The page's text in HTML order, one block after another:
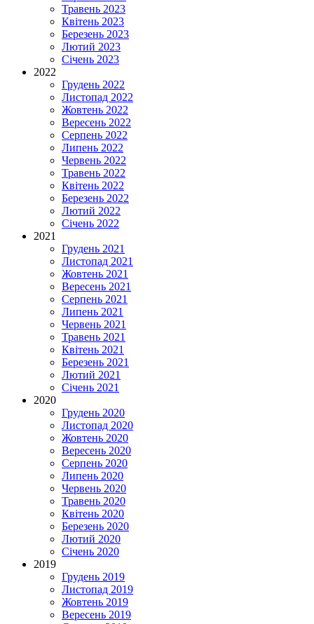
Травень 2023
Квітень 2023
Березень 2023
Лютий 2023
Січень 2023
2022
Грудень 2022
Листопад 2022
Жовтень 2022
Вересень 2022
Серпень 2022
Липень 2022
Червень 2022
Травень 2022
Квітень 2022
Березень 2022
Лютий 2022
Січень 2022
2021
Грудень 2021
Листопад 2021
Жовтень 2021
Вересень 2021
Серпень 2021
Липень 2021
Червень 2021
Травень 2021
Квітень 2021
Березень 2021
Лютий 2021
Січень 2021
2020
Грудень 2020
Листопад 2020
Жовтень 2020
Вересень 2020
Серпень 2020
Липень 2020
Червень 2020
Травень 2020
Квітень 2020
Березень 2020
Лютий 2020
Січень 2020
2019
Грудень 2019
Листопад 2019
Жовтень 2019
Вересень 2019